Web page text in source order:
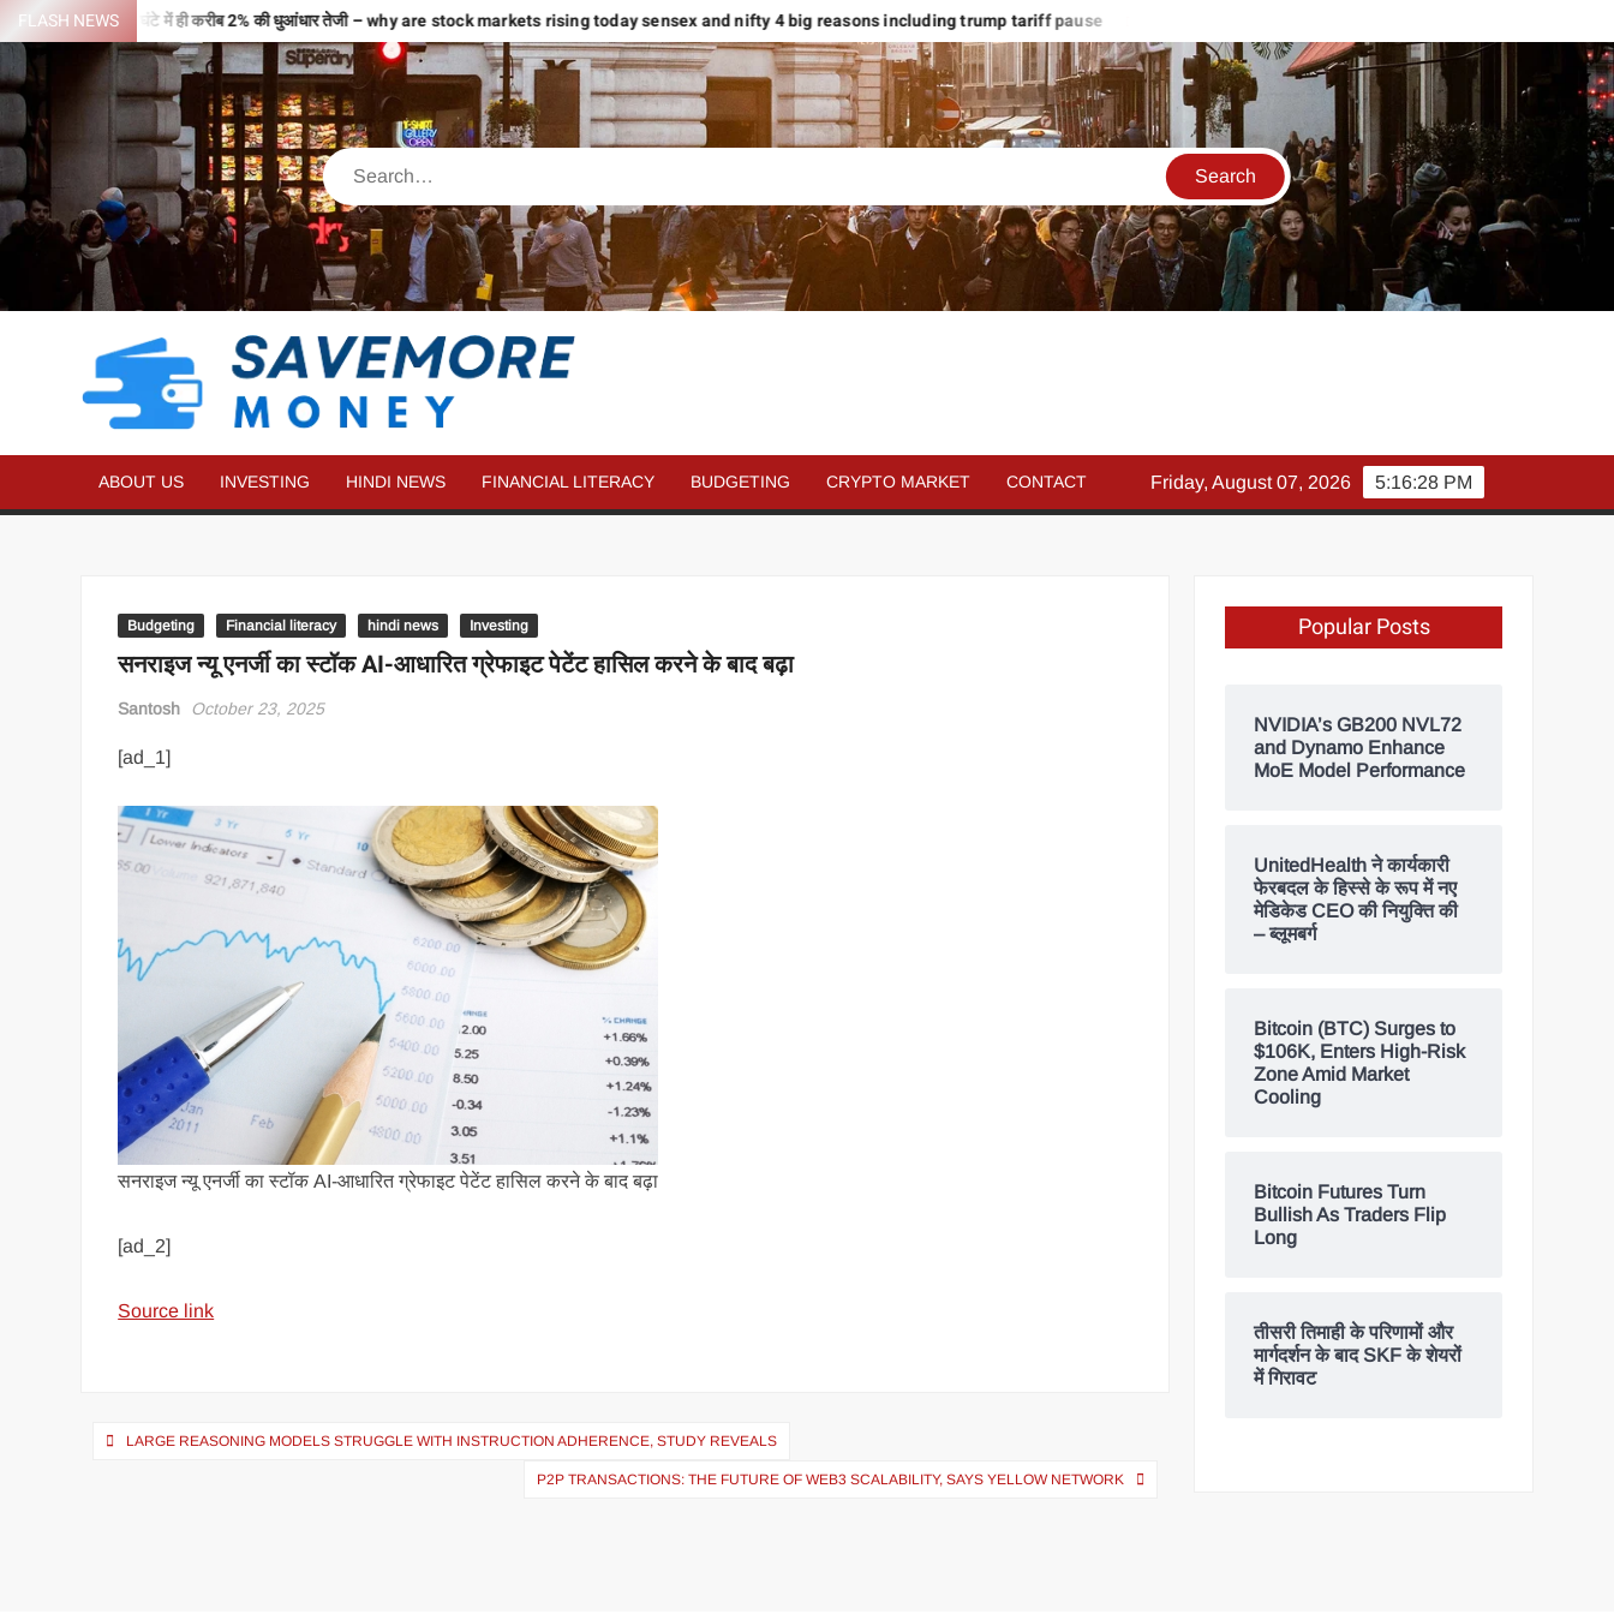
FLASH NEWS
से भरी उड़ान…2 घंटे में ही करीब 2% की धुआंधार तेजी – why are stock markets rising today sensex and nifty 4 big reasons including trump tariff pause
MORE
MONEY
RELATED
ABOUT US INVESTING HINDI NEWS FINANCIAL LITERACY BUDGETING CRYPTO MARKET CONTACT 5:16:28 PM
Friday, August 07, 2026
Budgeting Financial literacy hindi news Investing
सनराइज न्यू एनर्जी का स्टॉक AI-आधारित ग्रेफाइट पेटेंट हासिल करने के बाद बढ़ा
Santosh October 23, 2025
[ad_1]
सनराइज न्यू एनर्जी का स्टॉक AI-आधारित ग्रेफाइट पेटेंट हासिल करने के बाद बढ़ा
[ad_2]
Source link
LARGE REASONING MODELS STRUGGLE WITH INSTRUCTION ADHERENCE, STUDY REVEALS
P2P TRANSACTIONS: THE FUTURE OF WEB3 SCALABILITY, SAYS YELLOW NETWORK
Popular Posts
NVIDIA’s GB200 NVL72
and Dynamo Enhance
MoE Model Performance
UnitedHealth ने कार्यकारी
फेरबदल के हिस्से के रूप में नए
मेडिकेड CEO की नियुक्ति की
– ब्लूमबर्ग
Bitcoin (BTC) Surges to
$106K, Enters High-Risk
Zone Amid Market
Cooling
Bitcoin Futures Turn
Bullish As Traders Flip
Long
तीसरी तिमाही के परिणामों और
मार्गदर्शन के बाद SKF के शेयरों
में गिरावट